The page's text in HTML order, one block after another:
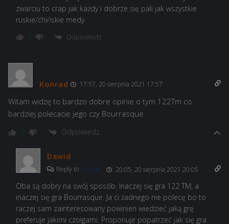
zwarciu to crap jak każdy i dobrze się pali jak wszystkie
ruskie/chińskie medy.
1 Odpowiedz
Konrad 17:57, 20 sierpnia 2021 17:57
Witam widzę to bardzo dobre opinie o tym 122Tm co
bardziej polecacie jego czy Bourrasque
1 Odpowiedz
Dawid
Reply to Konrad 20:05, 20 sierpnia 2021 20:05
Oba są dobry na swój sposób. Inaczej się gra 122 TM, a
inaczej się gra Bourrasque. Ja ci żadnego nie polecę bo to
raczej sam zainteresowany powinien wiedzieć jaką grę
preferuje jakimi czołgami. Proponuje popatrzeć jak się gra